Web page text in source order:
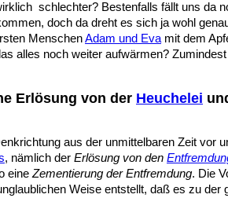
schlechter? Bestenfalls fällt uns da
doch da dreht es sich ja wohl
MenschenAdam und Eva mit dem
alles noch weiter aufwärmen?
Erlösung von der Heuchelei
aus der unmittelbaren Zeit vor
, nämlich der Erlösung von den
eine Zementierung der Entfremdung. Die
Weise entstellt, daß es zu der